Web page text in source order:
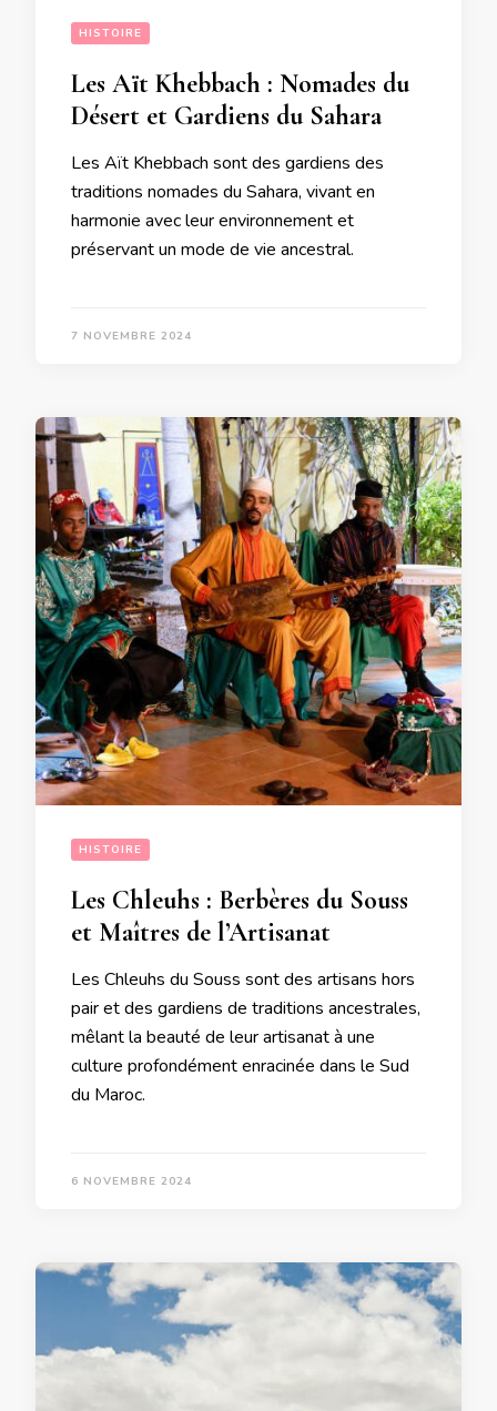
HISTOIRE
Les Aït Khebbach : Nomades du
Désert et Gardiens du Sahara
Les Aït Khebbach sont des gardiens des
traditions nomades du Sahara, vivant en
harmonie avec leur environnement et
préservant un mode de vie ancestral.
7 NOVEMBRE 2024
HISTOIRE
Les Chleuhs : Berbères du Souss
et Maîtres de l’Artisanat
Les Chleuhs du Souss sont des artisans hors
pair et des gardiens de traditions ancestrales,
mêlant la beauté de leur artisanat à une
culture profondément enracinée dans le Sud
du Maroc.
6 NOVEMBRE 2024